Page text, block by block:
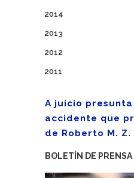
2014
2013
2012
2011
A juicio
accidente que
de Roberto M. Z.
BOLETÍN DE